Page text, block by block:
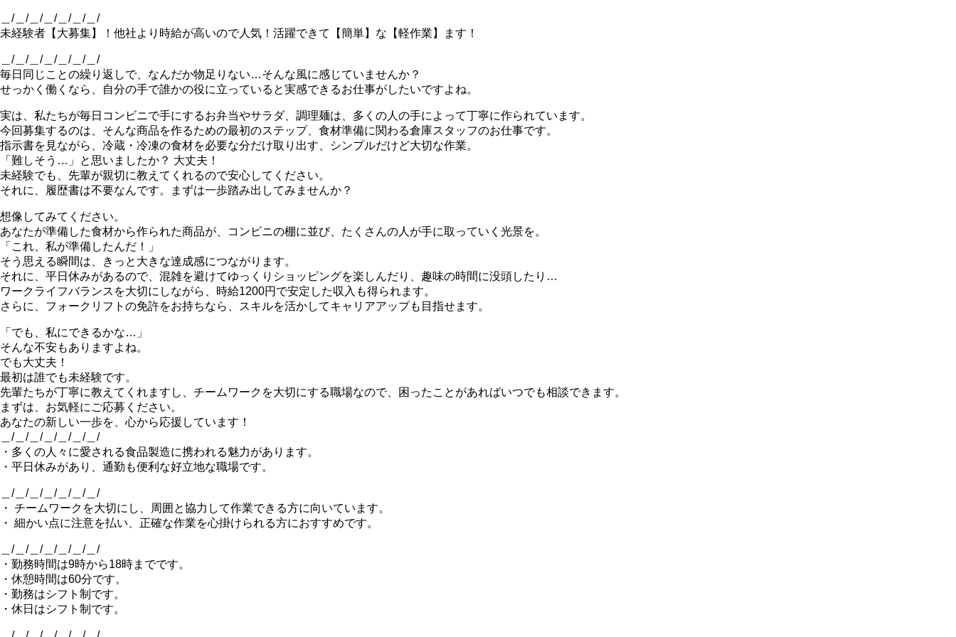
＿/＿/＿/＿/＿/＿/＿/
未経験者【大募集】！他社より時給が高いので人気！活躍できて【簡単】な【軽作業】ます！
＿/＿/＿/＿/＿/＿/＿/
毎日同じことの繰り返しで、なんだか物足りない…そんな風に感じていませんか？
せっかく働くなら、自分の手で誰かの役に立っていると実感できるお仕事がしたいですよね。
実は、私たちが毎日コンビニで手にするお弁当やサラダ、調理麺は、多くの人の手によって丁寧に作られています。
今回募集するのは、そんな商品を作るための最初のステップ、食材準備に関わる倉庫スタッフのお仕事です。
指示書を見ながら、冷蔵・冷凍の食材を必要な分だけ取り出す、シンプルだけど大切な作業。
「難しそう…」と思いましたか？ 大丈夫！
未経験でも、先輩が親切に教えてくれるので安心してください。
それに、履歴書は不要なんです。まずは一歩踏み出してみませんか？
想像してみてください。
あなたが準備した食材から作られた商品が、コンビニの棚に並び、たくさんの人が手に取っていく光景を。
「これ、私が準備したんだ！」
そう思える瞬間は、きっと大きな達成感につながります。
それに、平日休みがあるので、混雑を避けてゆっくりショッピングを楽しんだり、趣味の時間に没頭したり…
ワークライフバランスを大切にしながら、時給1200円で安定した収入も得られます。
さらに、フォークリフトの免許をお持ちなら、スキルを活かしてキャリアアップも目指せます。
「でも、私にできるかな…」
そんな不安もありますよね。
でも大丈夫！
最初は誰でも未経験です。
先輩たちが丁寧に教えてくれますし、チームワークを大切にする職場なので、困ったことがあればいつでも相談できます。
まずは、お気軽にご応募ください。
あなたの新しい一歩を、心から応援しています！
＿/＿/＿/＿/＿/＿/＿/
・多くの人々に愛される食品製造に携われる魅力があります。
・平日休みがあり、通勤も便利な好立地な職場です。
＿/＿/＿/＿/＿/＿/＿/
・ チームワークを大切にし、周囲と協力して作業できる方に向いています。
・ 細かい点に注意を払い、正確な作業を心掛けられる方におすすめです。
＿/＿/＿/＿/＿/＿/＿/
・勤務時間は9時から18時までです。
・休憩時間は60分です。
・勤務はシフト制です。
・休日はシフト制です。